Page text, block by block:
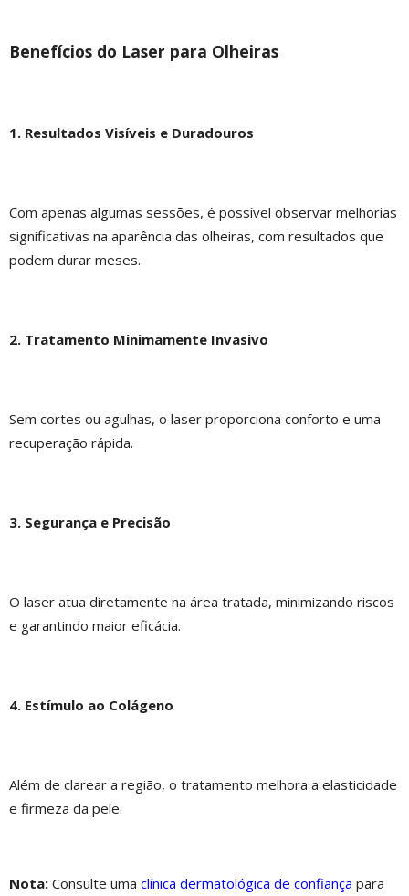
Benefícios do Laser para Olheiras
1. Resultados Visíveis e Duradouros
Com apenas algumas sessões, é possível observar melhorias
significativas na aparência das olheiras, com resultados que
podem durar meses.
2. Tratamento Minimamente Invasivo
Sem cortes ou agulhas, o laser proporciona conforto e uma
recuperação rápida.
3. Segurança e Precisão
O laser atua diretamente na área tratada, minimizando riscos
e garantindo maior eficácia.
4. Estímulo ao Colágeno
Além de clarear a região, o tratamento melhora a elasticidade
e firmeza da pele.
Nota: Consulte uma clínica dermatológica de confiança para